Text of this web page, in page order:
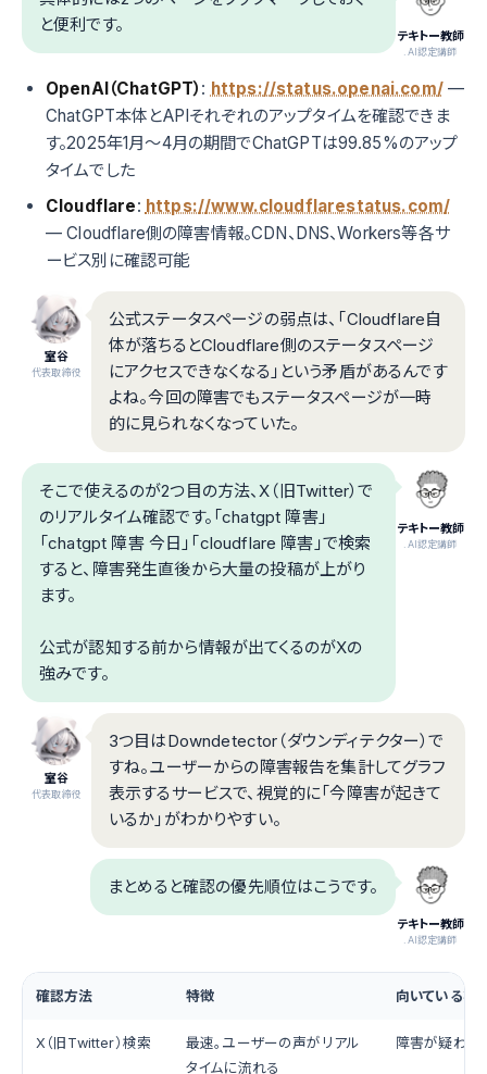
テキトー教師
.AI認定講師
と便利です。
OpenAI（ChatGPT） : https://status.openai.com/—
ChatGPT本体とAPIそれぞれのアップタイムを確認できま
す。2025年1月〜4月の期間でChatGPTは99.85%のアップ
タイムでした
Cloudflare: https://www.cloudflarestatus.com/
— Cloudflare側の障害情報。CDN、DNS、Workers等各サ
ービス別に確認可能
室谷
代表取締役
公式ステータスページの弱点は、「Cloudflare自
体が落ちるとCloudflare側のステータスページ
にアクセスできなくなる」という矛盾があるんです
よね。今回の障害でもステータスページが一時
的に見られなくなっていた。
テキトー教師
.AI認定講師
そこで使えるのが2つ目の方法、X（旧Twitter）で
のリアルタイム確認です。「chatgpt 障害」
「chatgpt 障害 今日」「cloudflare 障害」で検索
すると、障害発生直後から大量の投稿が上がり
ます。
公式が認知する前から情報が出てくるのがXの
強みです。
室谷
代表取締役
3つ目はDowndetector（ダウンディテクター）で
すね。ユーザーからの障害報告を集計してグラフ
表示するサービスで、視覚的に「今障害が起きて
いるか」がわかりやすい。
テキトー教師
.AI認定講師
まとめると確認の優先順位はこうです。
確認方法 特徴 向いている状
X（旧Twitter）検索
最速。ユーザーの声がリアル
タイムに流れる
障害が疑われ